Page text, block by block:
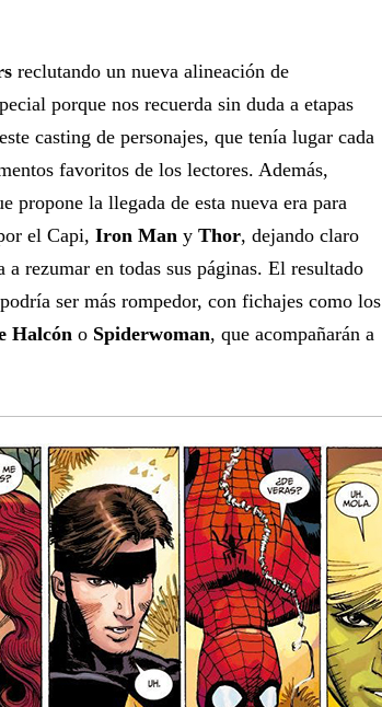
reclutando un nueva alineación de
porque nos recuerda sin duda a etapas
casting de personajes, que tenía lugar cada
favoritos de los lectores. Además,
propone la llegada de esta nueva era para
el Capi, Iron Man y Thor, dejando claro
rezumar en todas sus páginas. El resultado
ser más rompedor, con fichajes como los
Halcón o Spiderwoman, que acompañarán a